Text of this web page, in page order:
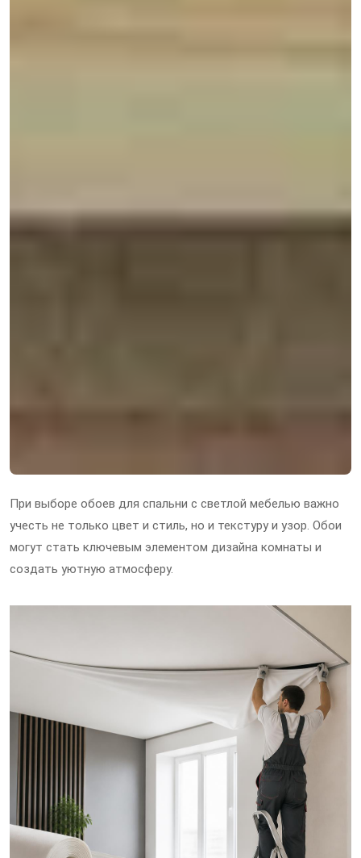
При выборе обоев для спальни с светлой мебелью важно
учесть не только цвет и стиль, но и текстуру и узор. Обои
могут стать ключевым элементом дизайна комнаты и
создать уютную атмосферу.